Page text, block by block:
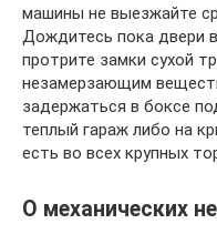
машины не выезжайте
Дождитесь пока двери
протрите замки сухой
незамерзающим
задержаться в боксе
теплый гараж либо на
есть во всех крупных
О механических